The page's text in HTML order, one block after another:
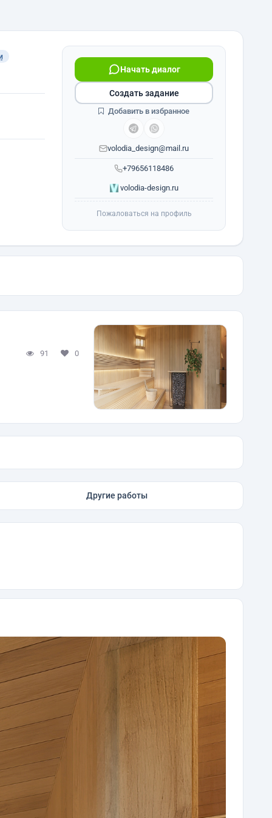
+79656118486
Начать диалог
volodia_design@mail.ru
volodia-design.ru
Создать задание
Добавить в избранное
Пожаловаться на профиль
91 0
Другие работы